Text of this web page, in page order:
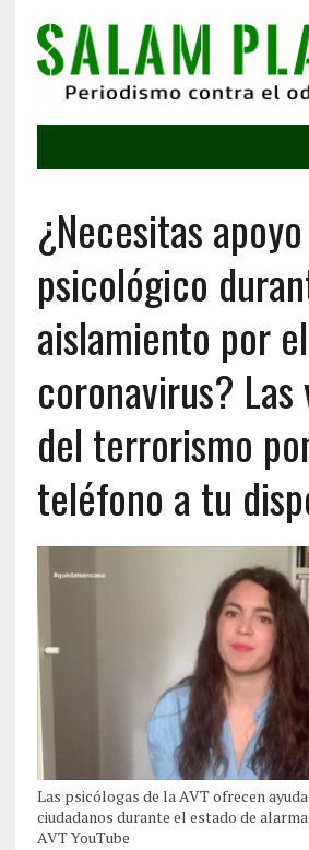
¿Necesitas apoyo
psicológico
aislamiento por el
coronavirus?
del terrorismo
teléfono a tu
Las psicólogas de la AVT ofrecen
ciudadanos durante el estado de
AVT YouTube